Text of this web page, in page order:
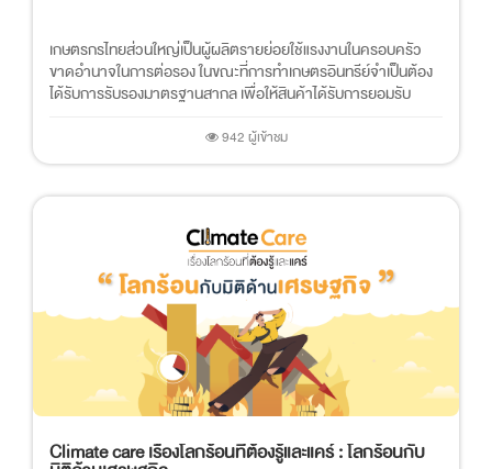
เกษตรกรไทยส่วนใหญ่เป็นผู้ผลิตรายย่อยใช้แรงงานในครอบครัว
ขาดอำนาจในการต่อรอง ในขณะที่การทำเกษตรอินทรีย์จำเป็นต้อง
ได้รับการรับรองมาตรฐานสากล เพื่อให้สินค้าได้รับการยอมรับ
942 ผู้เข้าชม
Climate care เรื่องโลกร้อนที่ต้องรู้และแคร์ : โลกร้อนกับ